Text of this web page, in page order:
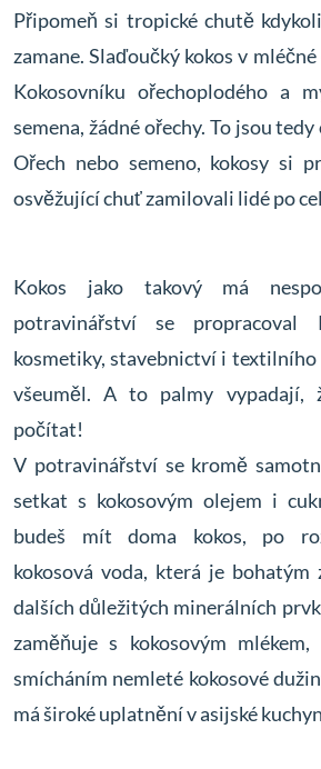
Připomeň si tropické chutě
zamane. Slaďoučký kokos v
Kokosovníku ořechoplodého a
semena, žádné ořechy. To jsou
Ořech nebo semeno, kokosy si
osvěžující chuť zamilovali lidé po
Kokos jako takový má
potravinářství se
kosmetiky, stavebnictví i
všeuměl. A to palmy vypadají,
počítat!
V potravinářství se kromě
setkat s kokosovým olejem i
budeš mít doma kokos, po
kokosová voda, která je bohatým
dalších důležitých minerálních
zaměňuje s kokosovým
smícháním nemleté kokosové
má široké uplatnění v asijské